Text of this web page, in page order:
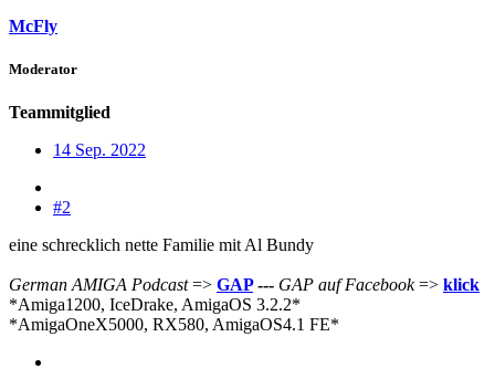
McFly
Moderator
Teammitglied
14 Sep. 2022
#2
eine schrecklich nette Familie mit Al Bundy
German AMIGA Podcast=> GAP--- GAP auf Facebook=> klick
*Amiga1200, IceDrake, AmigaOS 3.2.2*
*AmigaOneX5000, RX580, AmigaOS4.1 FE*